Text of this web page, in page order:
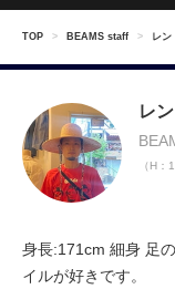
TOP > BEAMS staff > レン
レン
（H：
身長:171cm 細身 足
イルが好きです。